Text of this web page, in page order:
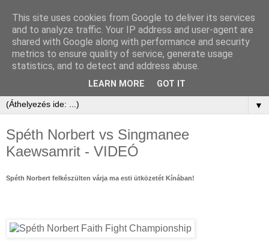
▼
Spéth Norbert vs Singmanee
Kaewsamrit - VIDEÓ
Spéth Norbert felkészülten várja ma esti ütközetét Kínában!
This site uses cookies from Google to deliver its services
and to analyze traffic. Your IP address and user-agent are
shared with Google along with performance and security
metrics to ensure quality of service, generate usage
statistics, and to detect and address abuse.
LEARN MORE GOT IT